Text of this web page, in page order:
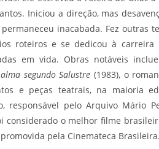
Iniciou a direção, mas
inacabada. Fez outras
roteiros e se dedicou à carreira
em vida. Obras notáveis
segundo Salustre (1983), o
e peças teatrais, na maioria
responsável pelo Arquivo Mário
considerado o melhor filme
pela Cinemateca Brasileira.